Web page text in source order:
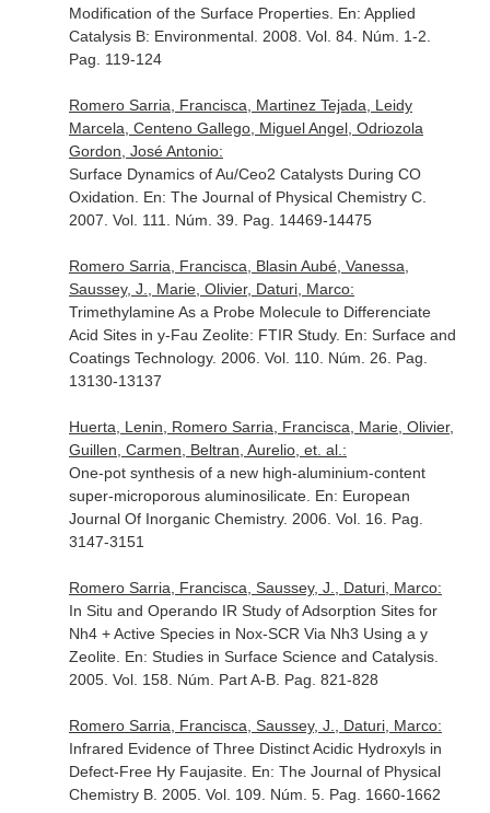
Modification of the Surface Properties. En: Applied
Catalysis B: Environmental. 2008. Vol. 84. Núm. 1-2.
Pag. 119-124
Romero Sarria, Francisca, Martinez Tejada, Leidy
Marcela, Centeno Gallego, Miguel Angel, Odriozola
Gordon, José Antonio:
Surface Dynamics of Au/Ceo2 Catalysts During CO
Oxidation. En: The Journal of Physical Chemistry C.
2007. Vol. 111. Núm. 39. Pag. 14469-14475
Romero Sarria, Francisca, Blasin Aubé, Vanessa,
Saussey, J., Marie, Olivier, Daturi, Marco:
Trimethylamine As a Probe Molecule to Differenciate
Acid Sites in y-Fau Zeolite: FTIR Study. En: Surface and
Coatings Technology. 2006. Vol. 110. Núm. 26. Pag.
13130-13137
Huerta, Lenin, Romero Sarria, Francisca, Marie, Olivier,
Guillen, Carmen, Beltran, Aurelio, et. al.:
One-pot synthesis of a new high-aluminium-content
super-microporous aluminosilicate. En: European
Journal Of Inorganic Chemistry. 2006. Vol. 16. Pag.
3147-3151
Romero Sarria, Francisca, Saussey, J., Daturi, Marco:
In Situ and Operando IR Study of Adsorption Sites for
Nh4 + Active Species in Nox-SCR Via Nh3 Using a y
Zeolite. En: Studies in Surface Science and Catalysis.
2005. Vol. 158. Núm. Part A-B. Pag. 821-828
Romero Sarria, Francisca, Saussey, J., Daturi, Marco:
Infrared Evidence of Three Distinct Acidic Hydroxyls in
Defect-Free Hy Faujasite. En: The Journal of Physical
Chemistry B. 2005. Vol. 109. Núm. 5. Pag. 1660-1662